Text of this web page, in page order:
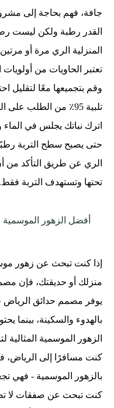
جافة، فهم بحاجة إلى
القدر رطبة ولكن ليست
المنزلية الري مرة أو
تعتبر الحاويات من أولويات
وقم بتجميعها معًا لتقليل
تلبية 95٪ من الطلب
حتى يصبح سطح التربة رطبًا
الري عن طريق التأكد من
تحتها وتستهدف التربة فقط.
أفضل الزهور الموسمية
إذا كنت تبحث عن زهور
منزلك أو حديقتك، فإن
يوفر مصمم حدائق الرياض
الزهور الموسمية المثالية
كنت مسافرًا إلى الرياض،
بالزهور الموسمية - فهي
كنت تبحث عن صفقات لا